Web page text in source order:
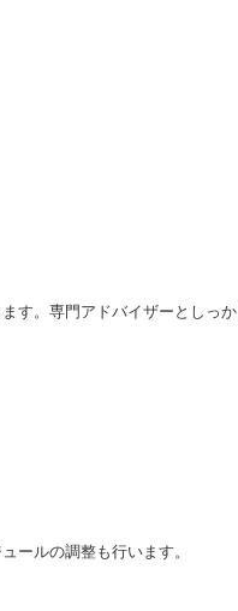
す。専門アドバイザーとしっ
ールの調整も行います。